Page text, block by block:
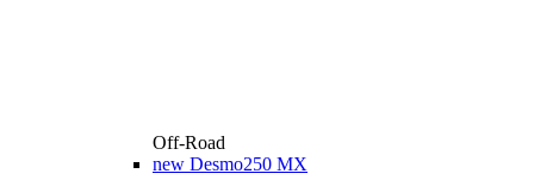
Off-Road
new Desmo250 MX